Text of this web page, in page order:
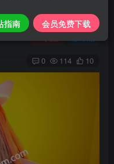
0 114 10
指南 会员免费下载